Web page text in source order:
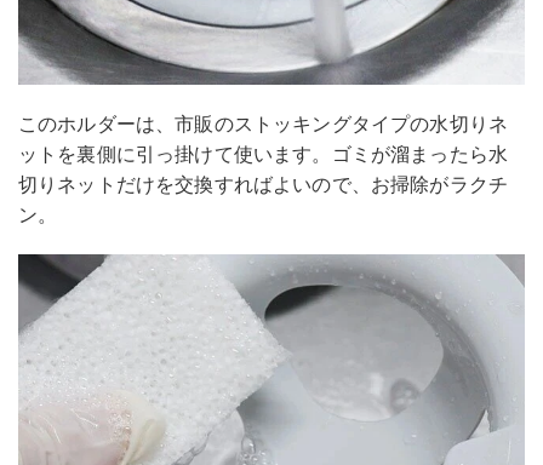
このホルダーは、市販のストッキングタイプの水切りネ
ットを裏側に引っ掛けて使います。ゴミが溜まったら水
切りネットだけを交換すればよいので、お掃除がラクチ
ン。